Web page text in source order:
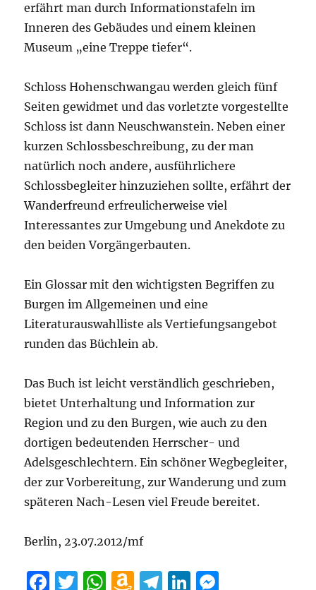
erfährt man durch Informationstafeln im
Inneren des Gebäudes und einem kleinen
Museum „eine Treppe tiefer“.
Schloss Hohenschwangau werden gleich fünf
Seiten gewidmet und das vorletzte vorgestellte
Schloss ist dann Neuschwanstein. Neben einer
kurzen Schlossbeschreibung, zu der man
natürlich noch andere, ausführlichere
Schlossbegleiter hinzuziehen sollte, erfährt der
Wanderfreund erfreulicherweise viel
Interessantes zur Umgebung und Anekdote zu
den beiden Vorgängerbauten.
Ein Glossar mit den wichtigsten Begriffen zu
Burgen im Allgemeinen und eine
Literaturauswahlliste als Vertiefungsangebot
runden das Büchlein ab.
Das Buch ist leicht verständlich geschrieben,
bietet Unterhaltung und Information zur
Region und zu den Burgen, wie auch zu den
dortigen bedeutenden Herrscher- und
Adelsgeschlechtern. Ein schöner Wegbegleiter,
der zur Vorbereitung, zur Wanderung und zum
späteren Nach-Lesen viel Freude bereitet.
Berlin, 23.07.2012/mf
F
T
W A
T
Li